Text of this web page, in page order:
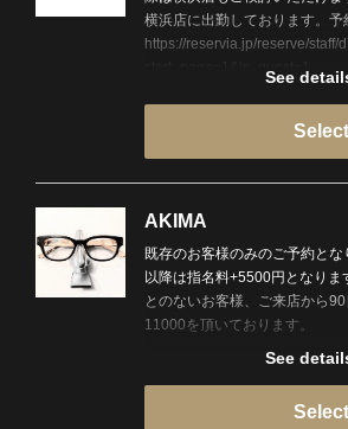
横浜店に出勤しております。予
https://reservia.jp/reserve/staff/
start_page=1&is_guest=1
See
Select
AKIMA
既存のお客様のみのご予約とな
以降は指名料+5500円となりま
とのないお客様、ご来店から
11000を頂いております。
月以降銀座店をメインで出勤と
See
Select